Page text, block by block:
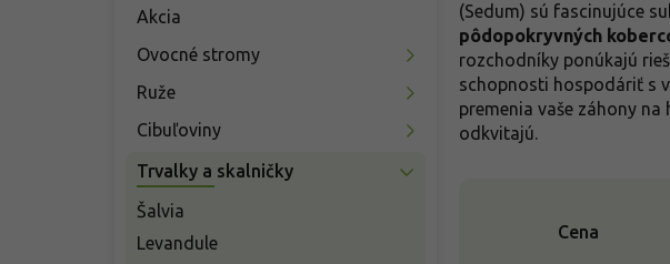
Akcia
Ovocné stromy
Ruže
Cibuľoviny
Trvalky a skalničky
Šalvia
Levandule
(Sedum) sú fascinujúce
pôdopokryvných
rozchodníky ponúkajú
schopnosti hospodáriť s
premenia vaše záhony
odkvitajú.
Cena